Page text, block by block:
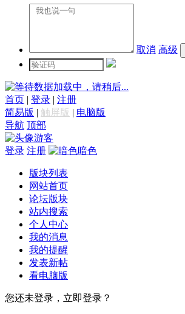
取消 高级
数据加载中，请稍后...
首页 | 登录 | 注册
简易版 | 触屏版 | 电脑版
导航 顶部
游客
登录 注册 暗色
版块列表
网站首页
论坛版块
站内搜索
个人中心
我的消息
我的提醒
发表新帖
看电脑版
您还未登录，立即登录？